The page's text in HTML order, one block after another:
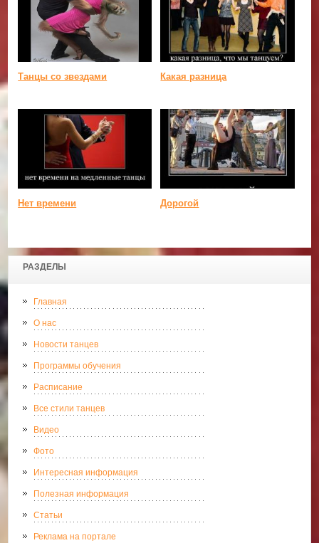
РАЗДЕЛЫ
Главная
О нас
Новости танцев
Программы обучения
Расписание
Все стили танцев
Видео
Фото
Интересная информация
Полезная информация
Статьи
Реклама на портале
Танцы со звездами Какая разница
Нет времени Дорогой